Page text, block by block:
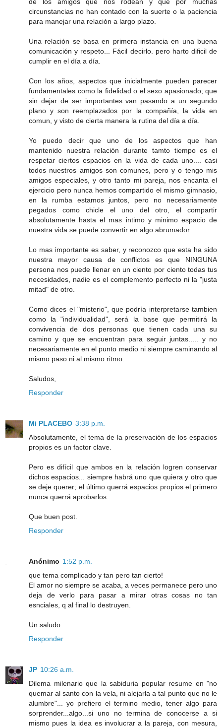
circunstancias no han contado con la suerte o la paciencia
para manejar una relación a largo plazo.
Una relación se basa en primera instancia en una buena
comunicación y respeto... Fácil decirlo. pero harto dificil de
cumplir en el día a día.
Con los años, aspectos que inicialmente pueden parecer
fundamentales como la fidelidad o el sexo apasionado; que
sin dejar de ser importantes van pasando a un segundo
plano y son reemplazados por la compañía, la vida en
comun, y visto de cierta manera la rutina del día a día.
Yo puedo decir que uno de los aspectos que han
mantenido nuestra relación durante tamto tiempo es el
respetar ciertos espacios en la vida de cada uno.... casi
todos nuestros amigos son comunes, pero y o tengo mis
amigos especiales, y otro tanto mi pareja, nos encanta el
ejercicio pero nunca hemos compartido el mismo gimnasio,
en la rumba estamos juntos, pero no necesariamente
pegados como chicle el uno del otro, el compartir
absolutamente hasta el mas intimo y minimo espacio de
nuestra vida se puede convertir en algo abrumador.
Lo mas importante es saber, y reconozco que esta ha sido
nuestra mayor causa de conflictos es que NINGUNA
persona nos puede llenar en un ciento por ciento todas tus
necesidades, nadie es el complemento perfecto ni la "justa
mitad" de otro.
Como dices el "misterio", que podría interpretarse tambien
como la "individualidad", será la base que permitirá la
convivencia de dos personas que tienen cada una su
camino y que se encuentran para seguir juntas..... y no
necesariamente en el punto medio ni siempre caminando al
mismo paso ni al mismo ritmo.
Saludos,
Responder
Mi PLACEBO 3:38 p.m.
Absolutamente, el tema de la preservación de los espacios
propios es un factor clave.
Pero es difícil que ambos en la relación logren conservar
dichos espacios... siempre habrá uno que quiera y otro que
se deje querer; el último querrá espacios propios el primero
nunca querrá aprobarlos.
Que buen post.
Responder
Anónimo 1:52 p.m.
que tema complicado y tan pero tan cierto!
El amor no siempre se acaba, a veces permanece pero uno
deja de verlo para pasar a mirar otras cosas no tan
esnciales, q al final lo destruyen.
Un saludo
Responder
JP 10:26 a.m.
Dilema milenario que la sabiduria popular resume en "no
quemar al santo con la vela, ni alejarla a tal punto que no le
alumbre"... yo prefiero el termino medio, tener algo para
sorprender...algo...si uno no termina de conocerse a si
mismo pues la idea es involucrar a la pareja, con mesura,